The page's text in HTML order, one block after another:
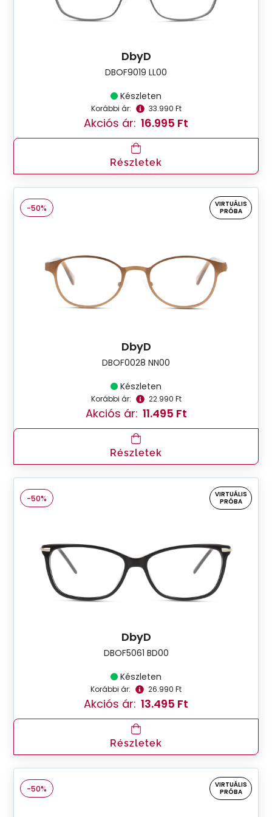
DbyD
DBOF9019 LL00
Készleten
Korábbi ár: 33.990 Ft
Akciós ár: 16.995 Ft
Részletek
-50%
VIRTUÁLIS
PRÓBA
DbyD
DBOF0028 NN00
Készleten
Korábbi ár: 22.990 Ft
Akciós ár: 11.495 Ft
Részletek
-50%
VIRTUÁLIS
PRÓBA
DbyD
DBOF5061 BD00
Készleten
Korábbi ár: 26.990 Ft
Akciós ár: 13.495 Ft
Részletek
-50%
VIRTUÁLIS
PRÓBA